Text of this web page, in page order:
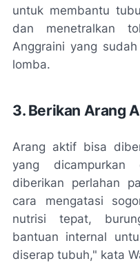
untuk membantu
dan menetralkan
Anggraini yang
lomba.
3. Berikan Arang
Arang aktif bisa
yang
diberikan perlahan
cara mengatasi
nutrisi tepat,
bantuan internal
diserap tubuh," kata